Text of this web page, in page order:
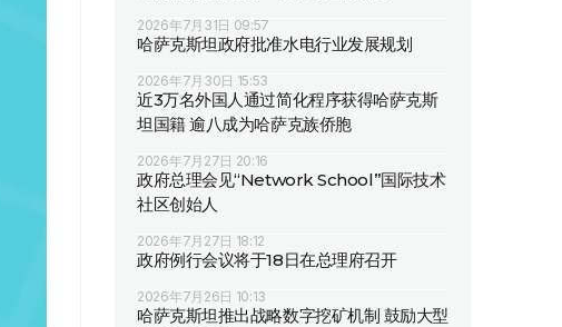
2026年7月31日 09:57
哈萨克斯坦政府批准水电行业发展规划
2026年7月30日 15:53
近3万名外国人通过简化程序获得哈萨克斯
坦国籍 逾八成为哈萨克族侨胞
2026年7月27日 20:16
政府总理会见“Network School”国际技术
社区创始人
2026年7月27日 18:12
政府例行会议将于18日在总理府召开
2026年7月26日 10:13
哈萨克斯坦推出战略数字挖矿机制 鼓励大型